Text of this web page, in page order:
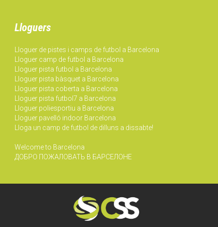
Lloguers
Lloguer de pistes i camps de futbol a Barcelona
Lloguer camp de futbol a Barcelona
Lloguer pista futbol a Barcelona
Lloguer pista bàsquet a Barcelona
Lloguer pista coberta a Barcelona
Lloguer pista futbol7 a Barcelona
Lloguer poliesportiu a Barcelona
Lloguer pavelló indoor Barcelona
Lloga un camp de futbol de dilluns a dissabte!
Welcome to Barcelona
ДОБРО ПОЖАЛОВАТЬ В БАРСЕЛОНЕ